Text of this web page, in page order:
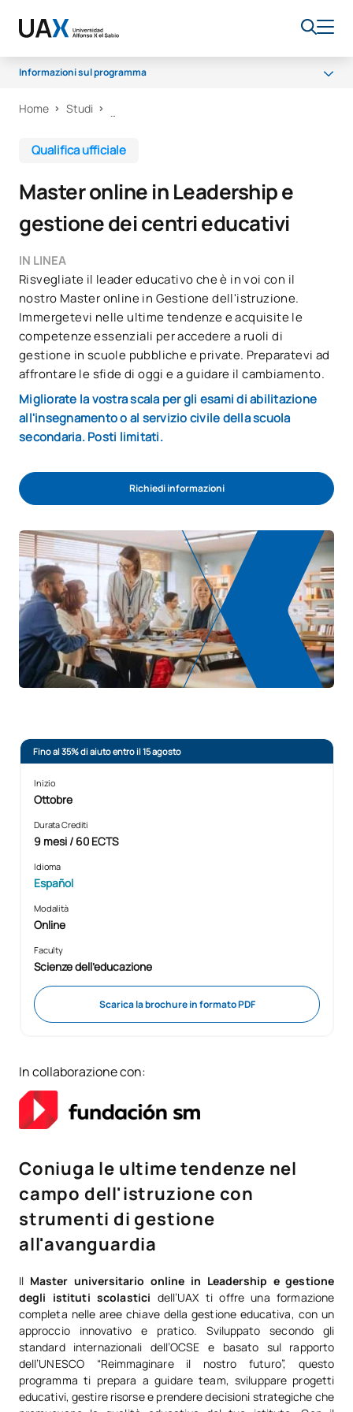
Informazioni sul programma
Programma
Opportunità lavorative
Home Studi
Qualifica ufficiale
Master online in Leadership e
gestione dei centri educativi
IN LINEA
Risvegliate il leader educativo che è in voi con il
nostro Master online in Gestione dell'istruzione.
Immergetevi nelle ultime tendenze e acquisite le
competenze essenziali per accedere a ruoli di
gestione in scuole pubbliche e private. Preparatevi ad
affrontare le sfide di oggi e a guidare il cambiamento.
Migliorate la vostra scala per gli esami di abilitazione
all'insegnamento o al servizio civile della scuola
secondaria. Posti limitati.
Richiedi informazioni
Fino al 35% di aiuto entro il 15 agosto
Inizio
Ottobre
Durata Crediti
9 mesi / 60 ECTS
Idioma
Español
Modalità
Online
Faculty
Scienze dell'educazione
Scarica la brochure in formato PDF
In collaborazione con:
Coniuga le ultime tendenze nel
campo dell'istruzione con
strumenti di gestione
all'avanguardia
Il Master universitario online in Leadership e gestione
degli istituti scolastici dell’UAX ti offre una formazione
completa nelle aree chiave della gestione educativa, con un
approccio innovativo e pratico. Sviluppato secondo gli
standard internazionali dell’OCSE e basato sul rapporto
dell’UNESCO “Reimmaginare il nostro futuro”, questo
programma ti prepara a guidare team, sviluppare progetti
educativi, gestire risorse e prendere decisioni strategiche che